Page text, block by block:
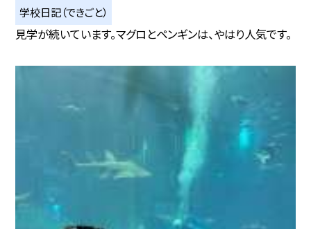
学校日記（できごと）
見学が続いています。マグロとペンギンは、やはり人気です。